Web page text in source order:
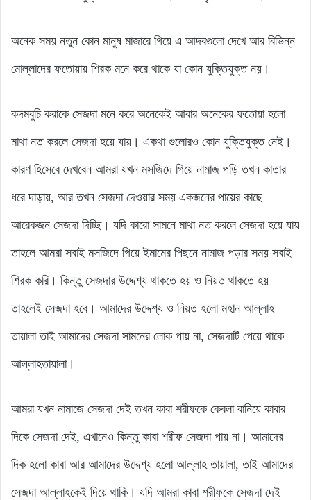
অনেক সময় নতুন কোন মানুষ মাজারে গিয়ে এ আদবগুলো দেখে আর বিভিন্ন
মোল্লাদের ফতোয়ায় শিরক মনে করে থাকে যা কোন যুক্তিযুক্ত নয়।
কদমবুচি করাকে সেজদা মনে করে অনেকেই আবার অনেকের ফতোয়া হলো
মাথা নত করলে সেজদা হয়ে যায়। একথা গুলোরও কোন যুক্তিযুক্ত নেই।
কারণ হিসেবে দেখবেন আমরা যখন মসজিদে গিয়ে নামাজ পড়ি তখন কাতার
ধরে দাড়ায়, আর তখন সেজদা দেওয়ার সময় একজনের পায়ের কাছে
আরেকজন সেজদা দিচ্ছি। যদি কারো সামনে মাথা নত করলে সেজদা হয়ে যায়
তাহলে আমরা সবাই মসজিদে গিয়ে ইমামের পিছনে নামাজ পড়ার সময় সবাই
শিরক করি। কিন্তু সেজদার উদ্দেশ্য থাকতে হয় ও নিয়ত থাকতে হয়
তাহলেই সেজদা হবে। আমাদের উদ্দেশ্য ও নিয়ত হলো মহান আল্লাহ
তায়ালা তাই আমাদের সেজদা সামনের লোক পায় না, সেজদাটি পেয়ে থাকে
আল্লাহতায়ালা।
আমরা যখন নামাজে সেজদা দেই তখন কাবা শরীফকে কেবলা বানিয়ে কাবার
দিকে সেজদা দেই, এখানেও কিন্তু কাবা শরীফ সেজদা পায় না। আমাদের
দিক হলো কাবা আর আমাদের উদ্দেশ্য হলো আল্লাহ তায়ালা, তাই আমাদের
সেজদা আল্লাহকেই দিয়ে থাকি। যদি আমরা কাবা শরীফকে সেজদা দেই